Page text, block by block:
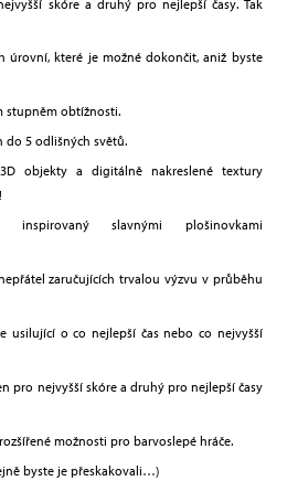
skóre a druhý pro nejlepší časy. Tak
úrovní, které je možné dokončit, aniž byste
stupněm obtížnosti.
do 5 odlišných světů.
objekty a digitálně nakreslené textury
inspirovaný slavnými plošinovkami
zaručujících trvalou výzvu v průběhu
usilující o co nejlepší čas nebo co nejvyšší
pro nejvyšší skóre a druhý pro nejlepší časy
možnosti pro barvoslepé hráče.
byste je přeskakovali…)